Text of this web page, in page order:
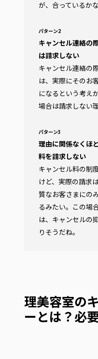
が、合っているかな
パターン2
キャンセル連絡の
は請求しない
キャンセル連絡の
は、実際にそのお
になるという考え
場合は請求しない
パターン3
理由に関係なくほ
料を請求しない
キャンセル料の制
けど、実際の請求
質なお客さまにの
るみたい。この場
は、キャンセルの
りそうだね。
理美容室の
ーとは？必